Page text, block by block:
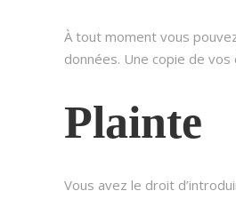
À tout moment vous
données. Une copie de
Plainte
Vous avez le droit